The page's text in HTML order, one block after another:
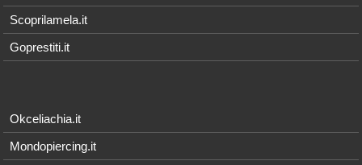
Scoprilamela.it
Goprestiti.it
Okceliachia.it
Mondopiercing.it